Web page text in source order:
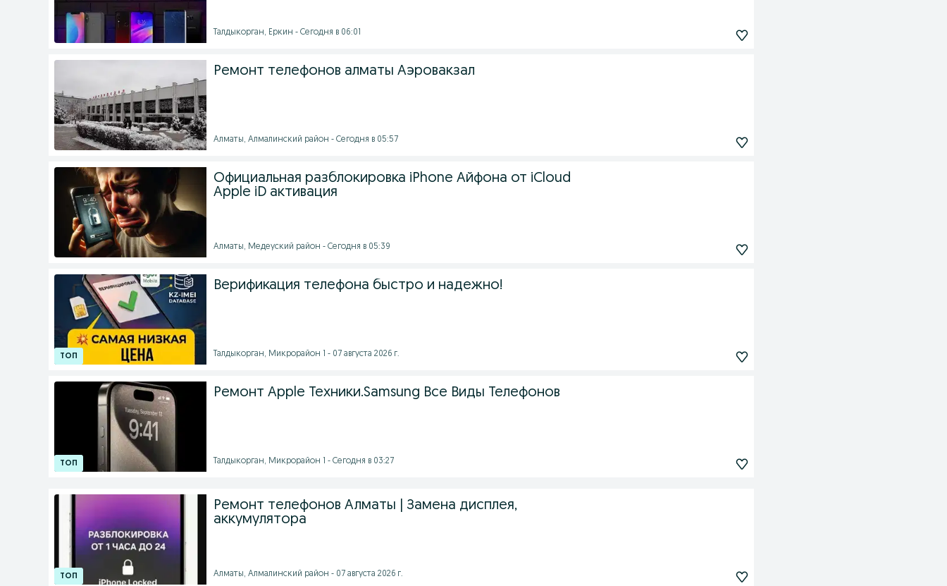
Талдыкорган, Еркин - Сегодня в 06:01
Ремонт телефонов алматы Аэровакзал
Алматы, Алмалинский район - Сегодня в 05:57
Официальная разблокировка iPhone Айфона от iCloud
Apple iD активация
Алматы, Медеуский район - Сегодня в 05:39
Верификация телефона быстро и надежно!
Талдыкорган, Микрорайон 1 - 07 августа 2026 г.
Ремонт Apple Техники.Samsung Все Виды Телефонов
Талдыкорган, Микрорайон 1 - Сегодня в 03:27
Ремонт телефонов Алматы | Замена дисплея,
аккумулятора
Алматы, Алмалинский район - 07 августа 2026 г.